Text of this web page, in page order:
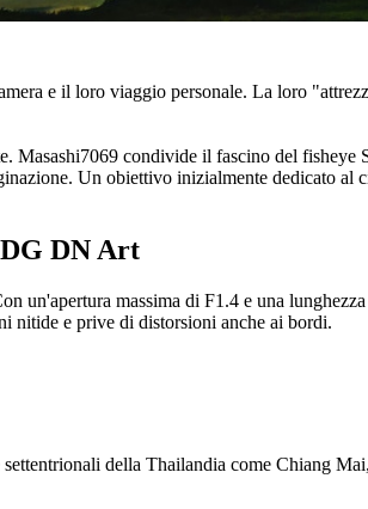
e il loro viaggio personale. La loro
Masashi7069 condivide il fascino del
Un obiettivo inizialmente dedicato
DN Art
massima di F1.4 e una
nitide e prive di distorsioni anche ai bordi.
della Thailandia come Chiang